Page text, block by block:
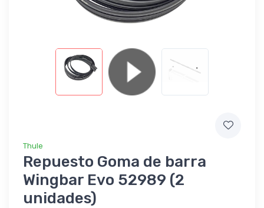
Thule
Repuesto Goma de barra
Wingbar Evo 52989 (2
unidades)